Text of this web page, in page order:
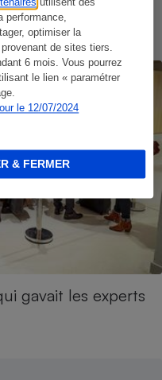
utilisent des
performance,
optimiser la
de sites tiers.
6 mois. Vous pourrez
le lien « paramétrer
le 12/07/2024
& FERMER
gavait les experts